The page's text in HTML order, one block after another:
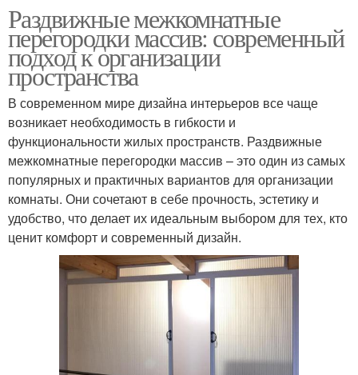
Раздвижные межкомнатные
перегородки массив: современный
подход к организации
пространства
В современном мире дизайна интерьеров все чаще
возникает необходимость в гибкости и
функциональности жилых пространств. Раздвижные
межкомнатные перегородки массив – это один из самых
популярных и практичных вариантов для организации
комнаты. Они сочетают в себе прочность, эстетику и
удобство, что делает их идеальным выбором для тех, кто
ценит комфорт и современный дизайн.